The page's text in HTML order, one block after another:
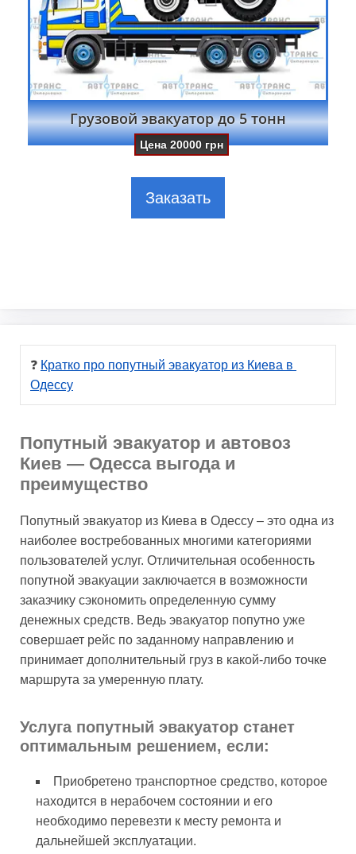
Грузовой эвакуатор до 5 тонн
Цена20000 грн
Заказать
❓ Кратко про попутный эвакуатор из Киева в
Одессу
Попутный эвакуатор и автовоз
Киев — Одесса выгода и
преимущество
Попутный эвакуатор из Киева в Одессу – это одна из
наиболее востребованных многими категориями
пользователей услуг. Отличительная особенность
попутной эвакуации заключается в возможности
заказчику сэкономить определенную сумму
денежных средств. Ведь эвакуатор попутно уже
совершает рейс по заданному направлению и
принимает дополнительный груз в какой-либо точке
маршрута за умеренную плату.
Услуга попутный эвакуатор станет
оптимальным решением, если:
Приобретено транспортное средство, которое
находится в нерабочем состоянии и его
необходимо перевезти к месту ремонта и
дальнейшей эксплуатации.